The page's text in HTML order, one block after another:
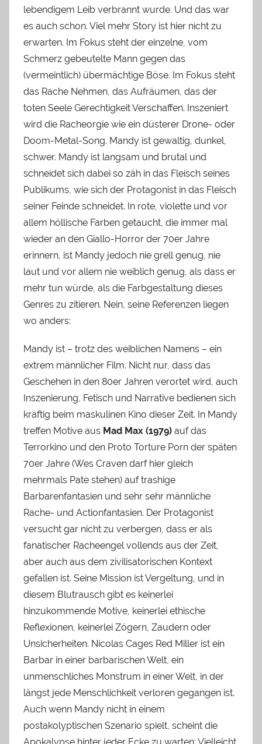
lebendigem Leib verbrannt wurde. Und das war
es auch schon. Viel mehr Story ist hier nicht zu
erwarten. Im Fokus steht der einzelne, vom
Schmerz gebeutelte Mann gegen das
(vermeintlich) übermächtige Böse. Im Fokus steht
das Rache Nehmen, das Aufräumen, das der
toten Seele Gerechtigkeit Verschaffen. Inszeniert
wird die Racheorgie wie ein düsterer Drone- oder
Doom-Metal-Song. Mandy ist gewaltig, dunkel,
schwer. Mandy ist langsam und brutal und
schneidet sich dabei so zäh in das Fleisch seines
Publikums, wie sich der Protagonist in das Fleisch
seiner Feinde schneidet. In rote, violette und vor
allem höllische Farben getaucht, die immer mal
wieder an den Giallo-Horror der 70er Jahre
erinnern, ist Mandy jedoch nie grell genug, nie
laut und vor allem nie weiblich genug, als dass er
mehr tun würde, als die Farbgestaltung dieses
Genres zu zitieren. Nein, seine Referenzen liegen
wo anders:
Mandy ist – trotz des weiblichen Namens – ein
extrem männlicher Film. Nicht nur, dass das
Geschehen in den 80er Jahren verortet wird, auch
Inszenierung, Fetisch und Narrative bedienen sich
kräftig beim maskulinen Kino dieser Zeit. In Mandy
treffen Motive aus Mad Max (1979) auf das
Terrorkino und den Proto Torture Porn der späten
70er Jahre (Wes Craven darf hier gleich
mehrmals Pate stehen) auf trashige
Barbarenfantasien und sehr sehr männliche
Rache- und Actionfantasien. Der Protagonist
versucht gar nicht zu verbergen, dass er als
fanatischer Racheengel vollends aus der Zeit,
aber auch aus dem zivilisatorischen Kontext
gefallen ist. Seine Mission ist Vergeltung, und in
diesem Blutrausch gibt es keinerlei
hinzukommende Motive, keinerlei ethische
Reflexionen, keinerlei Zögern, Zaudern oder
Unsicherheiten. Nicolas Cages Red Miller ist ein
Barbar in einer barbarischen Welt, ein
unmenschliches Monstrum in einer Welt, in der
längst jede Menschlichkeit verloren gegangen ist.
Auch wenn Mandy nicht in einem
postakolyptischen Szenario spielt, scheint die